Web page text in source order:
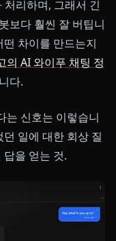
리하며, 그래서 긴
보다 훨씬 잘 버팁니
차이를 만드는지
의 AI 와이푸 채팅 정
다.
는 신호는 이렇습니
일에 대한 회상 질
을 얻는 것.